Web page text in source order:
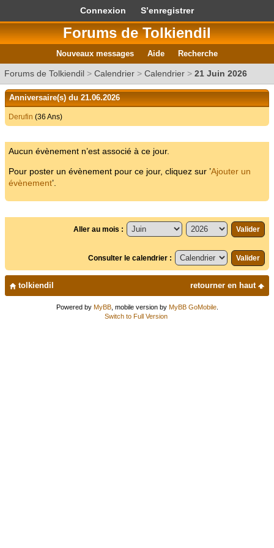
Connexion S’enregistrer
Forums de Tolkiendil
Nouveaux messages Aide Recherche
Forums de Tolkiendil > Calendrier > Calendrier > 21 Juin 2026
Anniversaire(s) du 21.06.2026
Derufin (36 Ans)
Aucun évènement n’est associé à ce jour.
Pour poster un évènement pour ce jour, cliquez sur ’Ajouter un
évènement’.
Aller au mois :
Consulter le calendrier :
retourner en haut
tolkiendil
Powered by MyBB, mobile version by MyBB GoMobile.
Switch to Full Version